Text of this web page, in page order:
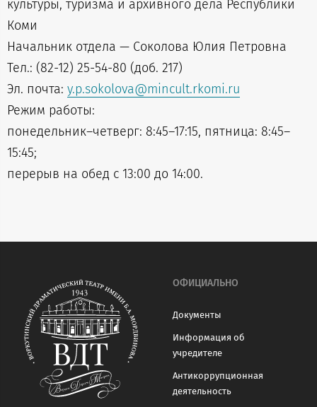
культуры, туризма и архивного дела Республики
Коми
Начальник отдела — Соколова Юлия Петровна
Тел.: (82-12) 25-54-80 (доб. 217)
Эл. почта: y.p.sokolova@mincult.rkomi.ru
Режим работы:
понедельник–четверг: 8:45–17:15, пятница: 8:45–
15:45;
перерыв на обед с 13:00 до 14:00.
ОФИЦИАЛЬНО
Документы
Информация об
учредителе
Антикоррупционная
деятельность